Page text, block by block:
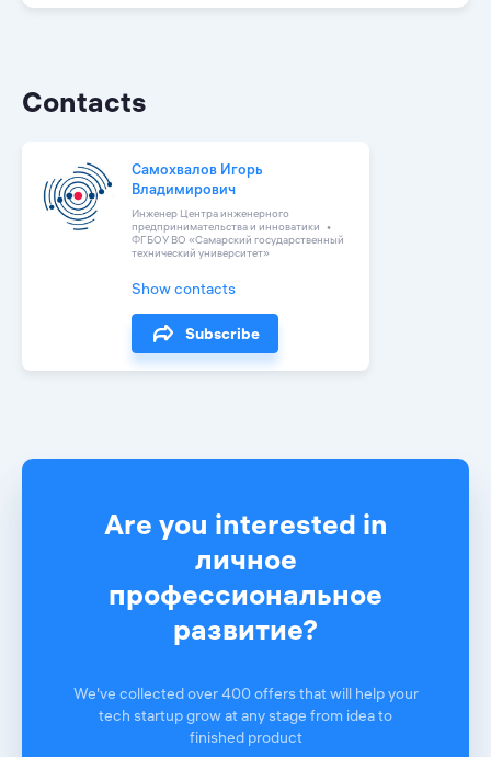
Contacts
Самохвалов Игорь
Владимирович
Инженер Центра инженерного
предпринимательства и инноватики
ФГБОУ ВО «Самарский государственный
технический университет»
Show contacts
Subscribe
Are you interested in
личное
профессиональное
развитие?
We've collected over 400 offers that will help your
tech startup grow at any stage from idea to
finished product